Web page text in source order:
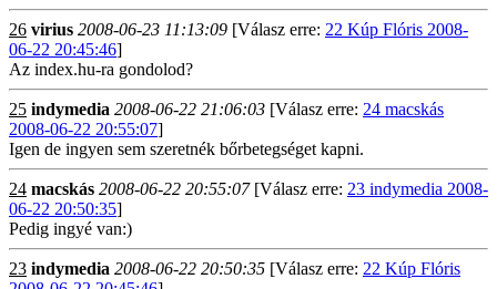
26 virius 2008-06-23 11:13:09 [Válasz erre: 22 Kúp Flóris 2008-
06-22 20:45:46]
Az index.hu-ra gondolod?
25 indymedia 2008-06-22 21:06:03 [Válasz erre: 24 macskás
2008-06-22 20:55:07]
Igen de ingyen sem szeretnék bőrbetegséget kapni.
24 macskás 2008-06-22 20:55:07[Válasz erre: 23 indymedia 2008-
06-22 20:50:35]
Pedig ingyé van:)
23 indymedia 2008-06-22 20:50:35 [Válasz erre: 22 Kúp Flóris